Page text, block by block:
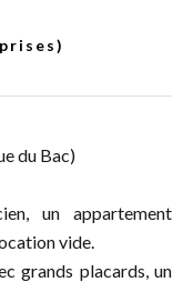
du Bac)
un appartement
vide.
grands placards, un